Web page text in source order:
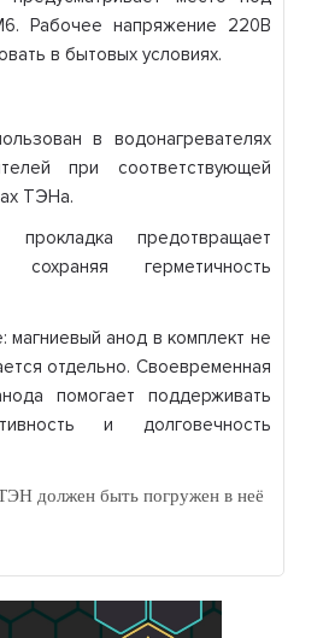
Рабочее напряжение 220В
в бытовых условиях.
в водонагревателях
при соответствующей
ТЭНа.
прокладка предотвращает
герметичность
магниевый анод в комплект не
отдельно. Своевременная
помогает поддерживать
и долговечность
должен быть погружен в неё